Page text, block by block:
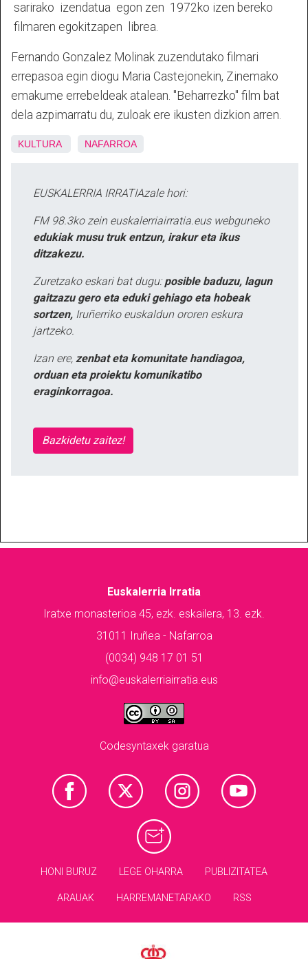
sarirako izendatua egon zen 1972ko izen bereko
filmaren egokitzapen librea.
Fernando Gonzalez Molinak zuzendutako filmari
errepasoa egin diogu Maria Castejonekin, Zinemako
emakume errebeldeak atalean. "Beharrezko" film bat
dela azpimarratu du, zuloak ere ikusten dizkion arren.
KULTURA NAFARROA
EUSKALERRIA IRRATIAzale hori:
FM 98.3ko zein euskalerriairratia.eus webguneko
edukiak musu truk entzun, irakur eta ikus
ditzakezu.
Zuretzako eskari bat dugu: posible baduzu, lagun
gaitzazu gero eta eduki gehiago eta hobeak
sortzen, Iruñerriko euskaldun ororen eskura
jartzeko.
Izan ere, zenbat eta komunitate handiagoa,
orduan eta proiektu komunikatibo
eraginkorragoa.
Bazkidetu zaitez!
Euskalerria Irratia
Iratxe monasterioa 45, ezk. eskailera, 13. ezk.
31011 Iruñea - Nafarroa
(0034) 948 17 01 51
info@euskalerriairratia.eus
Codesyntaxek garatua
HONI BURUZ LEGE OHARRA PUBLIZITATEA
ARAUAK HARREMANETARAKO RSS